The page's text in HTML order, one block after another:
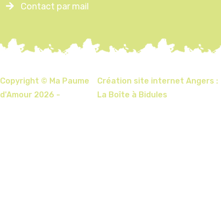
Contact par mail
Copyright © Ma Paume
d'Amour 2026 -
Création site internet Angers :
La Boîte à Bidules